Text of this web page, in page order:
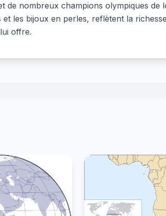
nombreux champions olympiques de
les bijoux en perles, reflètent la
lui offre.